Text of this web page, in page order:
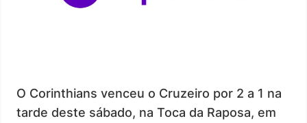
O Corinthians venceu o Cruzeiro por 2 a 1 na
tarde deste sábado, na Toca da Raposa, em